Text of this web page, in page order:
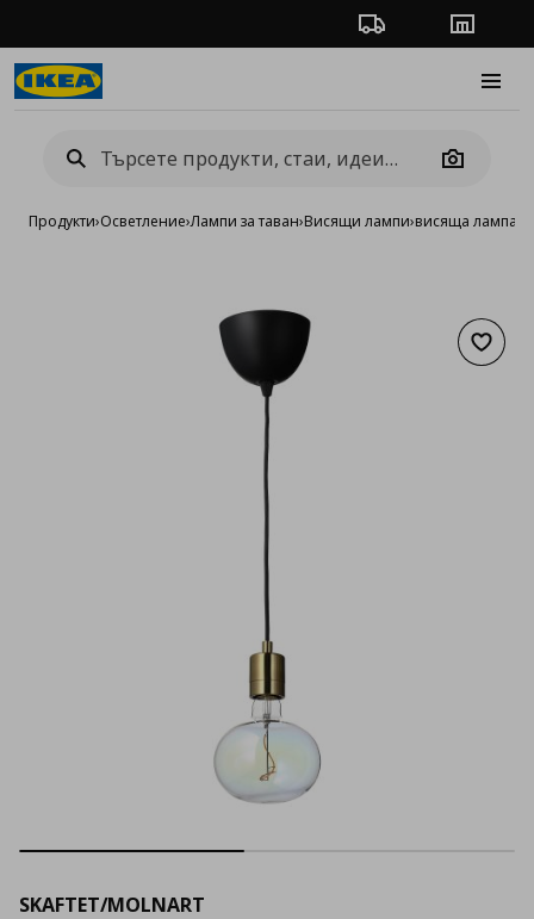
Проследяване на
Camera
Продукти›Осветление›Лампи за таван›Висящи лампи›висяща лампа с
SKAFTET/MOLNART